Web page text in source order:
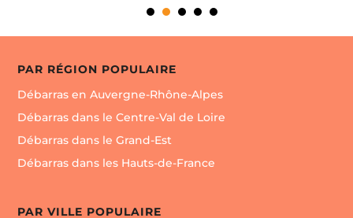
PAR RÉGION POPULAIRE
Débarras en Auvergne-Rhône-Alpes
Débarras dans le Centre-Val de Loire
Débarras dans le Grand-Est
Débarras dans les Hauts-de-France
PAR VILLE POPULAIRE